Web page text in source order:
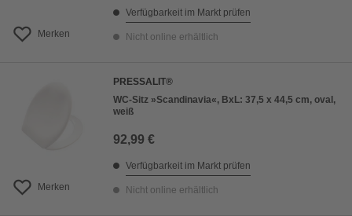
Merken
Verfügbarkeit im Markt prüfen
Nicht online erhältlich
Merken
PRESSALIT®
WC-Sitz »Scandinavia«, BxL: 37,5 x 44,5 cm, oval,
weiß
92,99 €
Verfügbarkeit im Markt prüfen
Nicht online erhältlich